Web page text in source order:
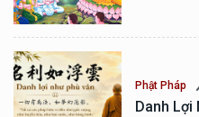
Phật Pháp
Danh Lợi